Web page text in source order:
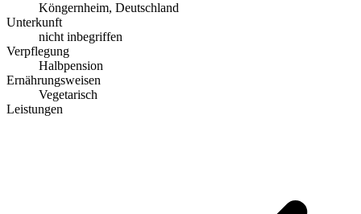
Köngernheim, Deutschland
Unterkunft
nicht inbegriffen
Verpflegung
Halbpension
Ernährungsweisen
Vegetarisch
Leistungen